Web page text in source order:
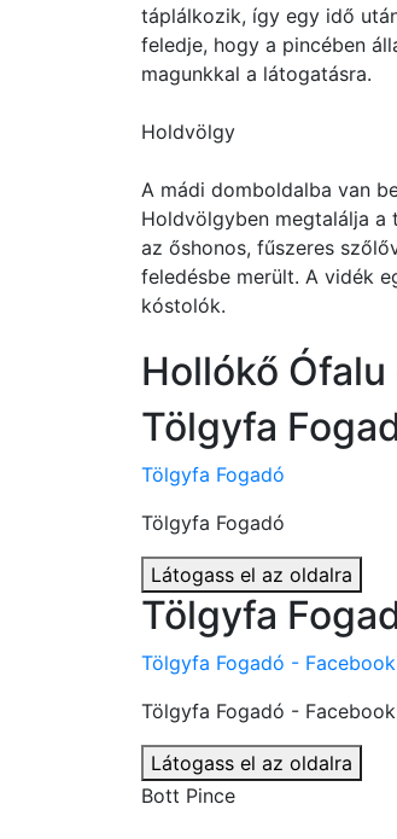
táplálkozik, így egy idő
feledje, hogy a pincében
magunkkal a látogatásra.
Holdvölgy
A mádi domboldalba van
Holdvölgyben megtalálja a
az őshonos, fűszeres
feledésbe merült. A vidék
kóstolók.
Hollókő
Tölgyfa
Tölgyfa Fogadó
Tölgyfa Fogadó
Látogass el az oldalra
Tölgyfa
Tölgyfa Fogadó - Facebook
Tölgyfa Fogadó - Facebook
Látogass el az oldalra
Bott Pince